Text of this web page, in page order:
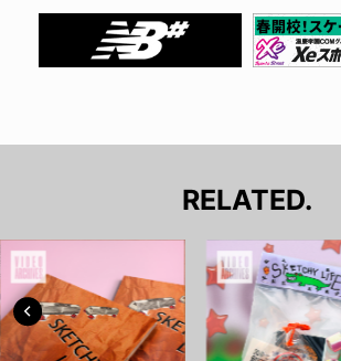
RELATED.